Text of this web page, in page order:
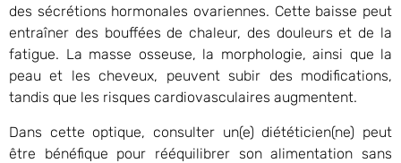
des sécrétions hormonales ovariennes. Cette baisse peut
entraîner des bouffées de chaleur, des douleurs et de la
fatigue. La masse osseuse, la morphologie, ainsi que la
peau et les cheveux, peuvent subir des modifications,
tandis que les risques cardiovasculaires augmentent.
Dans cette optique, consulter un(e) diététicien(ne) peut
être bénéfique pour rééquilibrer son alimentation sans